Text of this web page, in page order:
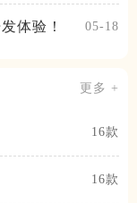
体验！ 05-18
更多 +
16款
16款